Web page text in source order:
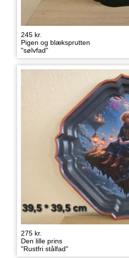
245 kr.
Pigen og blæksprutten
"sølvfad"
275 kr.
Den lille prins
"Rustfri stålfad"